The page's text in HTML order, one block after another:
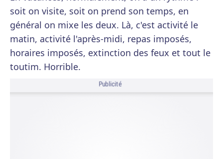
soit on visite, soit on prend son temps, en
général on mixe les deux. Là, c'est activité le
matin, activité l'après-midi, repas imposés,
horaires imposés, extinction des feux et tout le
toutim. Horrible.
Publicité